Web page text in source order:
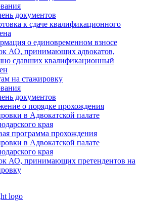
документов
к сдаче квалификационного
о единовременном взносе
АО, принимающих адвокатов,
сдавших квалификационный
на стажировку
документов
о порядке прохождения
в Адвокатской палате
края
программа прохождения
в Адвокатской палате
края
АО, принимающих претендентов на